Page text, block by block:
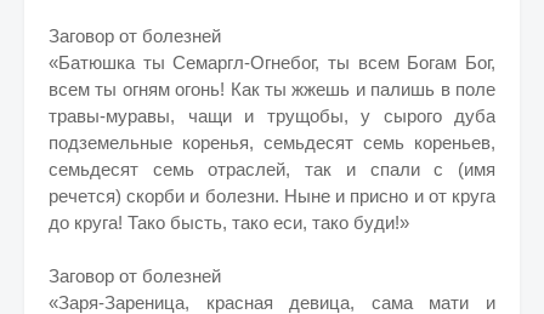
Заговор от болезней
«Батюшка ты Семаргл-Огнебог, ты всем Богам Бог,
всем ты огням огонь! Как ты жжешь и палишь в поле
травы-муравы, чащи и трущобы, у сырого дуба
подземельные коренья, семьдесят семь кореньев,
семьдесят семь отраслей, так и спали с (имя
речется) скорби и болезни. Ныне и присно и от круга
до круга! Тако бысть, тако еси, тако буди!»
Заговор от болезней
«Заря-Зареница, красная девица, сама мати и